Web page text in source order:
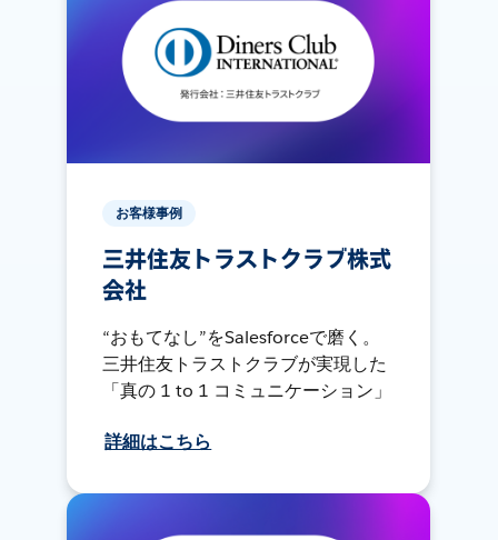
お客様事例
三井住友トラストクラブ株式
会社
“おもてなし”をSalesforceで磨く。
三井住友トラストクラブが実現した
「真の 1 to 1 コミュニケーション」
詳細はこちら